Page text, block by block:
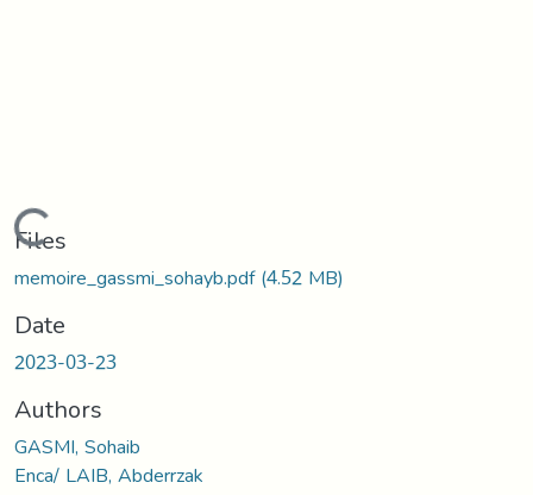
Loading...
Files
memoire_gassmi_sohayb.pdf(4.52 MB)
Date
2023-03-23
Authors
GASMI, Sohaib
Enca/ LAIB, Abderrzak